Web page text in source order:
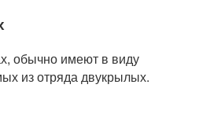
обычно имеют в виду
из отряда двукрылых.